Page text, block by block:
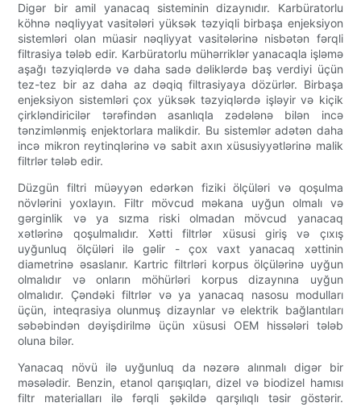
Digər bir amil yanacaq sisteminin dizaynıdır. Karbüratorlu
köhnə nəqliyyat vasitələri yüksək təzyiqli birbaşa enjeksiyon
sistemləri olan müasir nəqliyyat vasitələrinə nisbətən fərqli
filtrasiya tələb edir. Karbüratorlu mühərriklər yanacaqla işləmə
aşağı təzyiqlərdə və daha sadə dəliklərdə baş verdiyi üçün
tez-tez bir az daha az dəqiq filtrasiyaya dözürlər. Birbaşa
enjeksiyon sistemləri çox yüksək təzyiqlərdə işləyir və kiçik
çirkləndiricilər tərəfindən asanlıqla zədələnə bilən incə
tənzimlənmiş enjektorlara malikdir. Bu sistemlər adətən daha
incə mikron reytinqlərinə və sabit axın xüsusiyyətlərinə malik
filtrlər tələb edir.
Düzgün filtri müəyyən edərkən fiziki ölçüləri və qoşulma
növlərini yoxlayın. Filtr mövcud məkana uyğun olmalı və
gərginlik və ya sızma riski olmadan mövcud yanacaq
xətlərinə qoşulmalıdır. Xətti filtrlər xüsusi giriş və çıxış
uyğunluq ölçüləri ilə gəlir - çox vaxt yanacaq xəttinin
diametrinə əsaslanır. Kartric filtrləri korpus ölçülərinə uyğun
olmalıdır və onların möhürləri korpus dizaynına uyğun
olmalıdır. Çəndəki filtrlər və ya yanacaq nasosu modulları
üçün, inteqrasiya olunmuş dizaynlar və elektrik bağlantıları
səbəbindən dəyişdirilmə üçün xüsusi OEM hissələri tələb
oluna bilər.
Yanacaq növü ilə uyğunluq da nəzərə alınmalı digər bir
məsələdir. Benzin, etanol qarışıqları, dizel və biodizel hamısı
filtr materialları ilə fərqli şəkildə qarşılıqlı təsir göstərir.